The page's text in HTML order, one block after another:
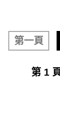
第一頁
第 1